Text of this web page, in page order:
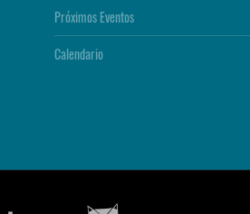
Próximos Eventos
Calendario